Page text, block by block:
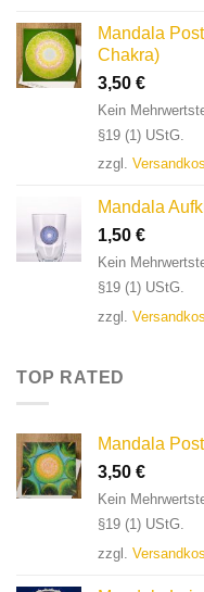
Mandala
Chakra)
3,50 €
Kein
§19 (1) UStG.
zzgl.
Mandala
1,50 €
Kein
§19 (1) UStG.
zzgl.
TOP RATED
Mandala
3,50 €
Kein
§19 (1) UStG.
zzgl.